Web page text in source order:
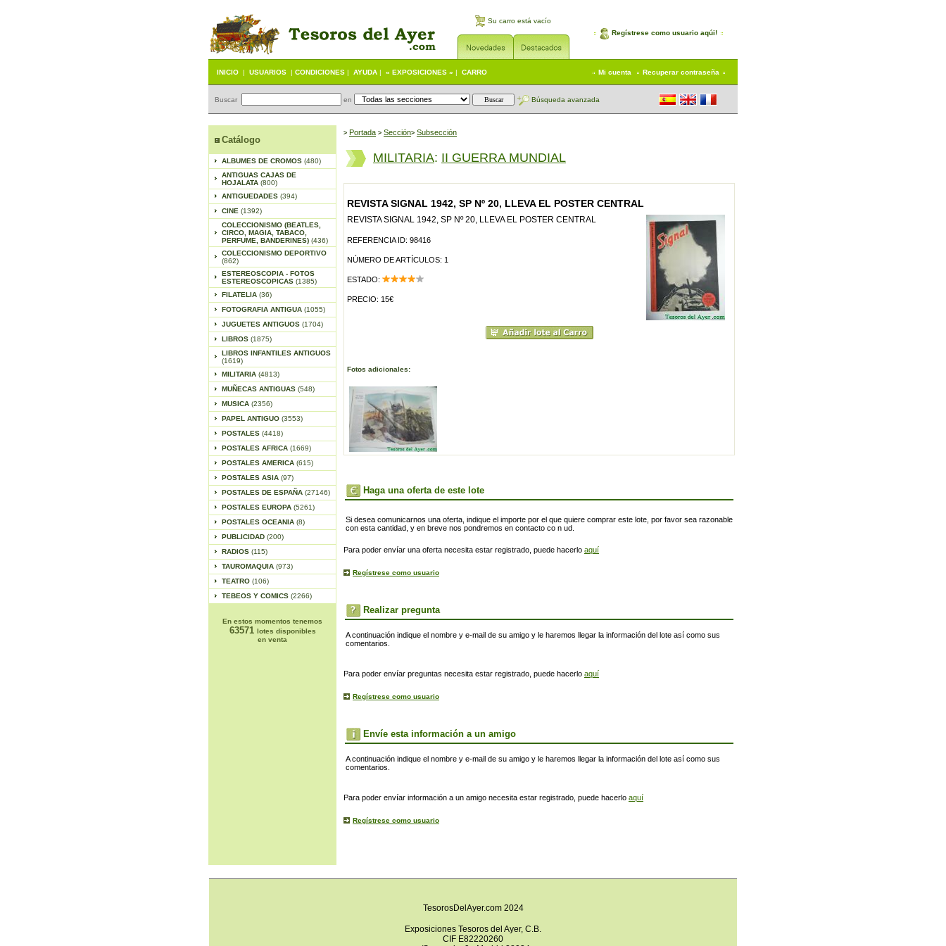
Su carro está vacío
Regístrese como usuario aqúi!
INICIO | USUARIOS | CONDICIONES | AYUDA | « EXPOSICIONES » | CARRO Mi cuenta Recuperar contraseña
Buscar en Búsqueda avanzada
Catálogo
ALBUMES DE CROMOS (480)
ANTIGUAS CAJAS DE
HOJALATA (800)
ANTIGUEDADES (394)
CINE (1392)
COLECCIONISMO (BEATLES,
CIRCO, MAGIA, TABACO,
PERFUME, BANDERINES) (436)
COLECCIONISMO DEPORTIVO
(862)
ESTEREOSCOPIA - FOTOS
ESTEREOSCOPICAS (1385)
FILATELIA (36)
FOTOGRAFIA ANTIGUA (1055)
JUGUETES ANTIGUOS (1704)
LIBROS (1875)
LIBROS INFANTILES ANTIGUOS
(1619)
MILITARIA (4813)
MUÑECAS ANTIGUAS (548)
MUSICA (2356)
PAPEL ANTIGUO (3553)
POSTALES (4418)
POSTALES AFRICA (1669)
POSTALES AMERICA (615)
POSTALES ASIA (97)
POSTALES DE ESPAÑA (27146)
POSTALES EUROPA (5261)
POSTALES OCEANIA (8)
PUBLICIDAD (200)
RADIOS (115)
TAUROMAQUIA (973)
TEATRO (106)
TEBEOS Y COMICS (2266)
En estos momentos tenemos
63571 lotes disponibles
en venta
> Portada > Sección> Subsección
MILITARIA: II GUERRA MUNDIAL
REVISTA SIGNAL 1942, SP Nº 20, LLEVA EL POSTER CENTRAL
REVISTA SIGNAL 1942, SP Nº 20, LLEVA EL POSTER CENTRAL
REFERENCIA ID: 98416
NÚMERO DE ARTÍCULOS: 1
ESTADO:
PRECIO: 15€
Fotos adicionales:
Haga una oferta de este lote
Si desea comunicarnos una oferta, indique el importe por el que quiere comprar este lote, por favor sea razonable
con esta cantidad, y en breve nos pondremos en contacto co n ud.
Para poder envíar una oferta necesita estar registrado, puede hacerlo aquí
Regístrese como usuario
Realizar pregunta
A continuación indique el nombre y e-mail de su amigo y le haremos llegar la información del lote así como sus
comentarios.
Para poder envíar preguntas necesita estar registrado, puede hacerlo aquí
Regístrese como usuario
Envíe esta información a un amigo
A continuación indique el nombre y e-mail de su amigo y le haremos llegar la información del lote así como sus
comentarios.
Para poder envíar información a un amigo necesita estar registrado, puede hacerlo aquí
Regístrese como usuario
TesorosDelAyer.com 2024
Exposiciones Tesoros del Ayer, C.B.
CIF E82220260